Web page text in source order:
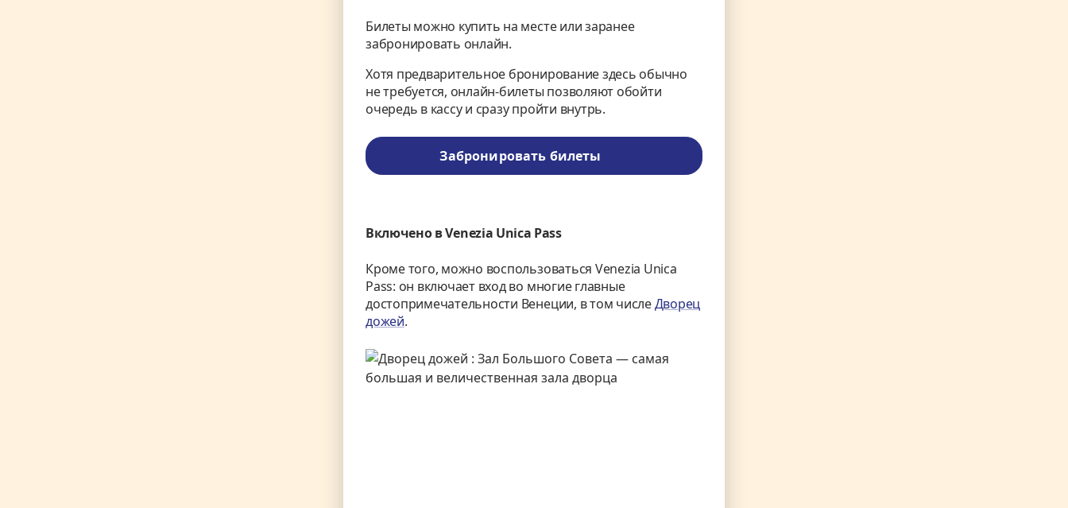
Билеты можно купить на месте или заранее
забронировать онлайн.
Хотя предварительное бронирование здесь обычно
не требуется, онлайн-билеты позволяют обойти
очередь в кассу и сразу пройти внутрь.
Забронировать билеты
Включено в Venezia Unica Pass
Кроме того, можно воспользоваться Venezia Unica
Pass: он включает вход во многие главные
достопримечательности Венеции, в том числеДворец
дожей.